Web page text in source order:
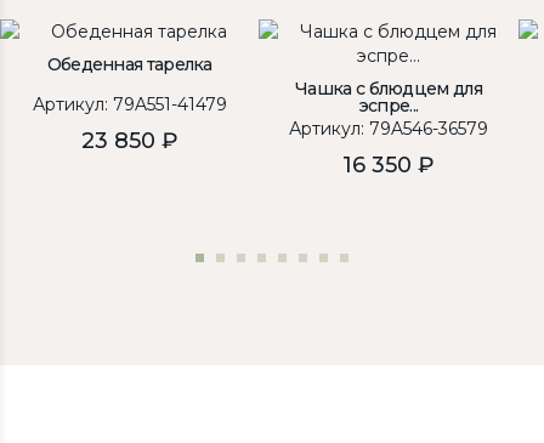
Обеденная тарелка
Артикул: 79A551-41479
23 850 ₽
Чашка с блюдцем для
эспре...
Артикул: 79A546-36579
16 350 ₽